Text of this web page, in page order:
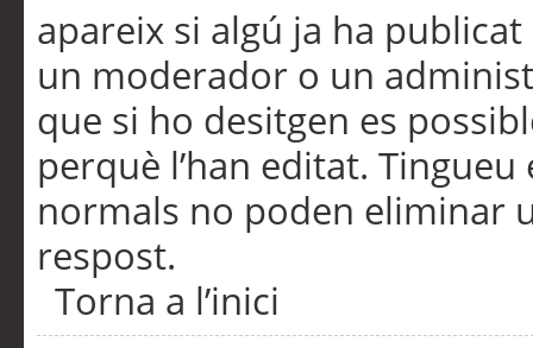
apareix si algú ja ha
un moderador o un
que si ho desitgen es
perquè l’han editat.
normals no poden eliminar
respost.
Torna a l’inici